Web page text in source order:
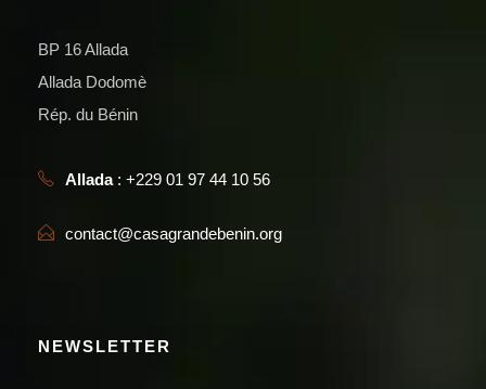
BP 16 Allada
Allada Dodomè
Rép. du Bénin
Allada: +229 01 97 44 10 56
contact@casagrandebenin.org
NEWSLETTER